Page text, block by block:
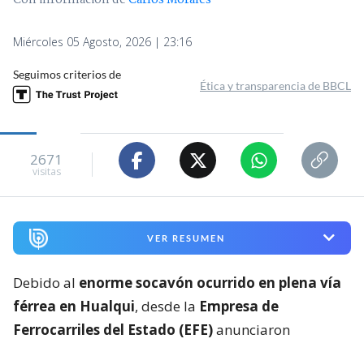
Miércoles 05 Agosto, 2026 | 23:16
Seguimos criterios de
Ética y transparencia de BBCL
2671
visitas
VER RESUMEN
Debido al enorme socavón ocurrido en plena vía
férrea en Hualqui, desde la Empresa de
Ferrocarriles del Estado (EFE)anunciaron